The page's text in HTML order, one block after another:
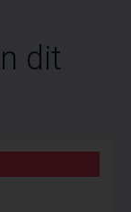
dit